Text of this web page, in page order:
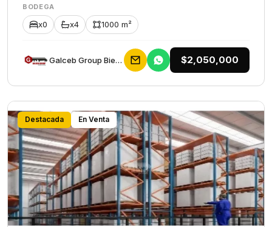
BODEGA
x0 x4 1000 m²
Galceb Group Bienes Raices $2,050,000
Destacada En Venta